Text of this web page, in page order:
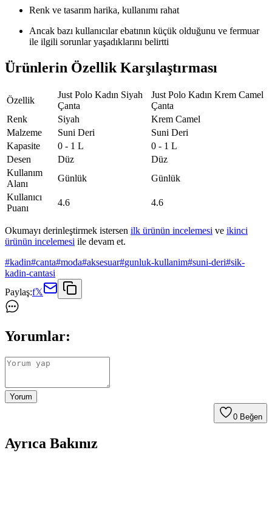
Renk ve tasarım harika, kullanımı rahat
Ancak bazı kullanıcılar ebatının küçük olduğunu ve fermuar
ile ilgili sorunlar yaşadıklarını belirtti
Ürünlerin Özellik Karşılaştırması
Özellik
Just Polo Kadın Siyah
Çanta
Just Polo Kadın Krem Camel
Çanta
Renk
Siyah
Krem Camel
Malzeme
Suni Deri
Suni Deri
Kapasite
0 - 1 L
0 - 1 L
Desen
Düz
Düz
Kullanım
Alanı
Günlük
Günlük
Kullanıcı
Puanı
4.6 4.6
Okumayı derinleştirmek istersen ilk ürünün incelemesi ve ikinci
ürünün incelemesi ile devam et.
#kadin#canta#moda#aksesuar#gunluk-kullanim#suni-deri#sik-
kadin-cantasi
Paylaş:f𝕏
Yorumlar:
Yorum
0 Beğen
Ayrıca Bakınız